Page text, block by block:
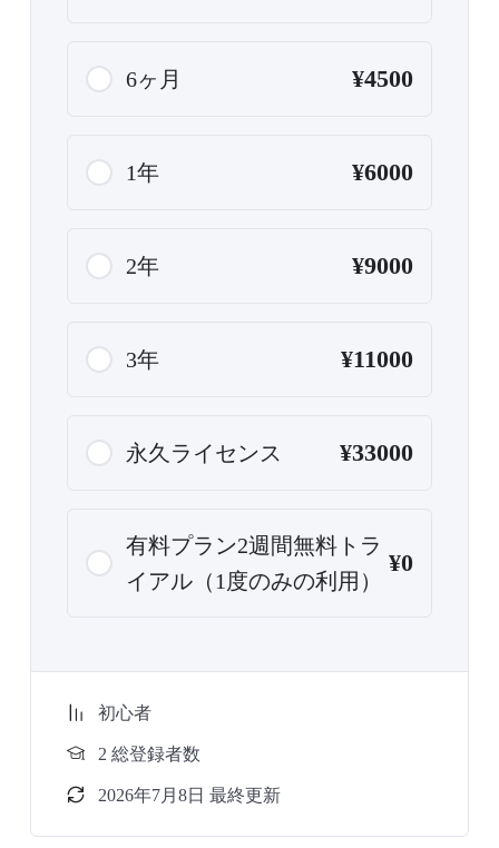
6ヶ月 ¥4500
1年 ¥6000
2年 ¥9000
3年 ¥11000
永久ライセンス ¥33000
有料プラン2週間無料トラ
イアル（1度のみの利用）
¥0
初心者
2 総登録者数
2026年7月8日 最終更新